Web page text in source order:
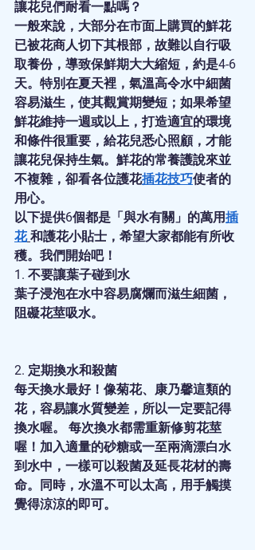
讓花兒們耐看一點嗎？
一般來說，大部分在市面上購買的鮮花
已被花商人切下其根部，故難以自行吸
取養份，導致保鮮期大大縮短，約是4-6
天。特別在夏天裡，氣溫高令水中細菌
容易滋生，使其觀賞期變短；如果希望
鮮花維持一週或以上，打造適宜的環境
和條件很重要，給花兒悉心照顧，才能
讓花兒保持生氣。鮮花的常養護說來並
不複雜，卻看各位護花插花技巧使者的
用心。
以下提供6個都是「與水有關」的萬用插
花 和護花小貼士，希望大家都能有所收
穫。我們開始吧！
1. 不要讓葉子碰到水
葉子浸泡在水中容易腐爛而滋生細菌，
阻礙花莖吸水。
2. 定期換水和殺菌
每天換水最好！像菊花、康乃馨這類的
花，容易讓水質變差，所以一定要記得
換水喔。 每次換水都需重新修剪花莖
喔！加入適量的砂糖或一至兩滴漂白水
到水中，一樣可以殺菌及延長花材的壽
命。同時，水溫不可以太高，用手觸摸
覺得涼涼的即可。